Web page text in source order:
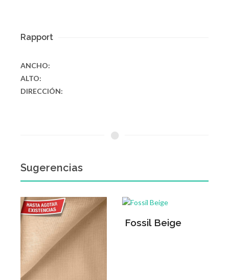
Rapport
ANCHO:
ALTO:
DIRECCIÓN:
Sugerencias
Fossil Beige